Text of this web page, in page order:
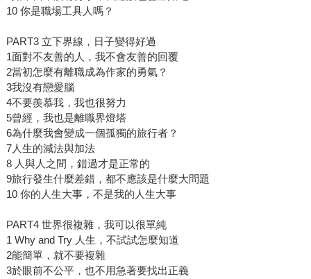
10 你是職場工具人嗎？
PART3 立下界線，日子變得好過
1面對不友善的人，我不會友善的回覆
2當初怎麼有離職成為作家的勇氣？
3我沒有戀愛腦
4不要羨慕我，我也很努力
5曾經，我也是離職界燈塔
6為什麼我會變成一個孤獨的旅行者？
7人生的減法與加法
8 人與人之間，錯過才是正常的
9旅行發生什麼差錯，都不應該是什麼大問題
10 你的人生大事，不是我的人生大事
PART4 世界很複雜，我可以很單純
1 Why and Try 人生，不試試怎麼知道
2能簡單，就不要複雜
3於眼前不公平，也不用急著要找出正義